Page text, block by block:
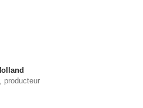
producteur